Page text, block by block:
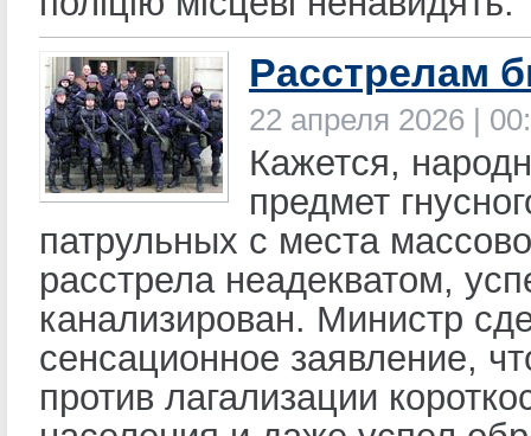
Расстрелам
22 апреля 2026 |
Кажется,
предмет
патрульных с места
расстрела неадекватом,
канализирован. Министр
сенсационное заявление,
против лагализации